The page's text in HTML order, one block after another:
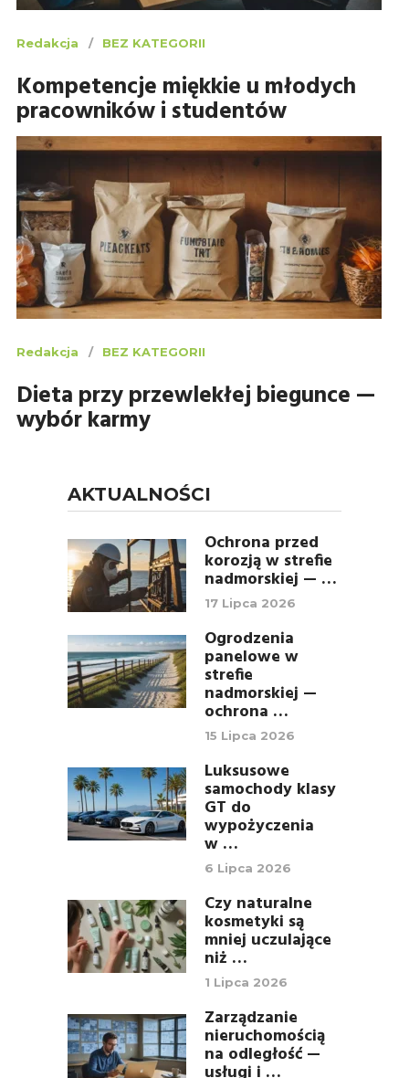
Redakcja BEZ KATEGORII
Kompetencje miękkie u młodych
pracowników i studentów
Redakcja BEZ KATEGORII
Dieta przy przewlekłej biegunce —
wybór karmy
AKTUALNOŚCI
Ochrona przed
korozją w strefie
nadmorskiej — …
17 Lipca 2026
Ogrodzenia
panelowe w
strefie
nadmorskiej —
ochrona …
15 Lipca 2026
Luksusowe
samochody klasy
GT do
wypożyczenia
w …
6 Lipca 2026
Czy naturalne
kosmetyki są
mniej uczulające
niż …
1 Lipca 2026
Zarządzanie
nieruchomością
na odległość —